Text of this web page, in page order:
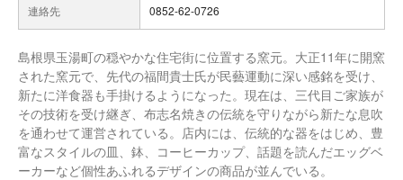
連絡先 0852-62-0726
島根県玉湯町の穏やかな住宅街に位置する窯元。大正11年に開窯
された窯元で、先代の福間貴士氏が民藝運動に深い感銘を受け、
新たに洋食器も手掛けるようになった。現在は、三代目ご家族が
その技術を受け継ぎ、布志名焼きの伝統を守りながら新たな息吹
を通わせて運営されている。店内には、伝統的な器をはじめ、豊
富なスタイルの皿、鉢、コーヒーカップ、話題を読んだエッグベ
ーカーなど個性あふれるデザインの商品が並んでいる。